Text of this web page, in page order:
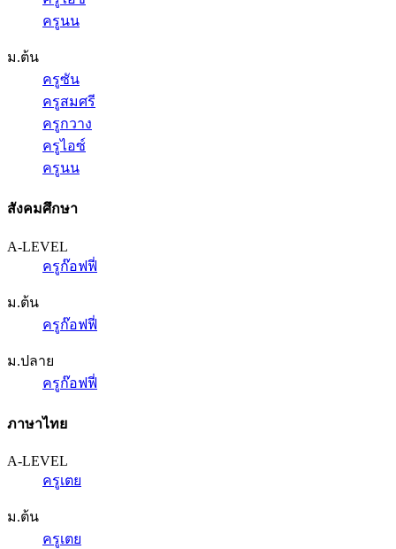
ครูนน
ม.ต้น
ครูซัน
ครูสมศรี
ครูกวาง
ครูไอซ์
ครูนน
สังคมศึกษา
A-LEVEL
ครูก๊อฟฟี่
ม.ต้น
ครูก๊อฟฟี่
ม.ปลาย
ครูก๊อฟฟี่
ภาษาไทย
A-LEVEL
ครูเตย
ม.ต้น
ครูเตย